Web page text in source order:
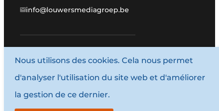
info@louwersmediagroep.be
www.louwersmediagroep.com
© 1987 - 2026 Louwersmediagroep.
Termes et conditions
Nous utilisons des cookies. Cela nous permet
d'analyser l'utilisation du site web et d'améliorer
la gestion de ce dernier.